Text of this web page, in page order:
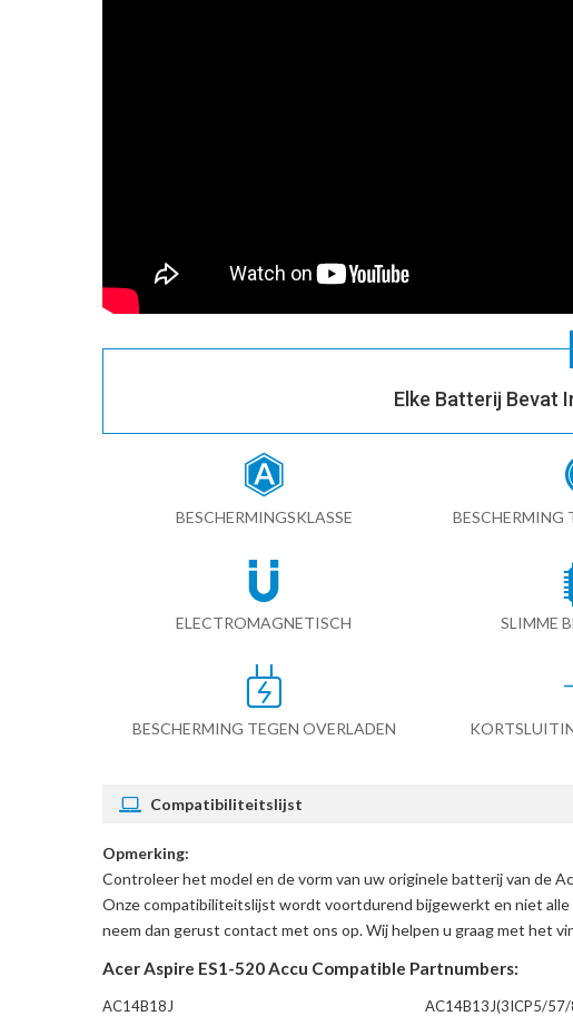
Elke Batterij Bevat
BESCHERMINGSKLASSE BESCHERMING
ELECTROMAGNETISCH SLIMME
BESCHERMING TEGEN OVERLADEN
Compatibiliteitslijst
Opmerking:
Controleer het model en de vorm van uw originele batterij van de
Onze compatibiliteitslijst wordt voortdurend bijgewerkt en niet
neem dan gerust contact met ons op. Wij helpen u graag met het
Acer Aspire ES1-520 Accu Compatible Partnumbers:
AC14B18J AC14B13J(3ICP5/57/